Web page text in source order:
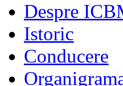
Despre
Istoric
Conducere